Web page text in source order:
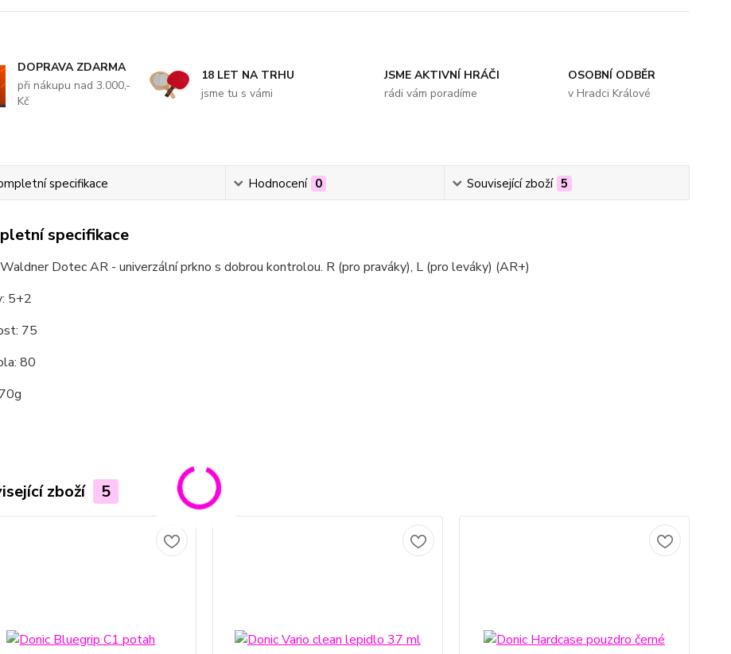
DOPRAVA ZDARMA
při nákupu nad 3.000,-
Kč
18 LET NA TRHU
jsme tu s vámi
JSME AKTIVNÍ HRÁČI
rádi vám poradíme
OSOBNÍ ODBĚR
v Hradci Králové
specifikace Hodnocení 0 Související zboží 5
specifikace
Dotec AR - univerzální prkno s dobrou kontrolou. R (pro praváky), L (pro leváky) (AR+)
5+2
75
80
zboží 5